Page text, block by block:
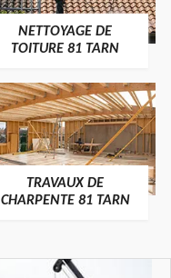
NETTOYAGE DE
TOITURE 81 TARN
TRAVAUX DE
CHARPENTE 81 TARN